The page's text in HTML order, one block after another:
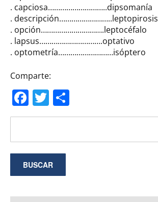
. capciosa………………………..dipsomanía
. descripción……………………..leptopirosis
. opción………………………….leptocéfalo
. lapsus………………………….optativo
. optometría………………………isóptero
Comparte:
Facebook
Twitter